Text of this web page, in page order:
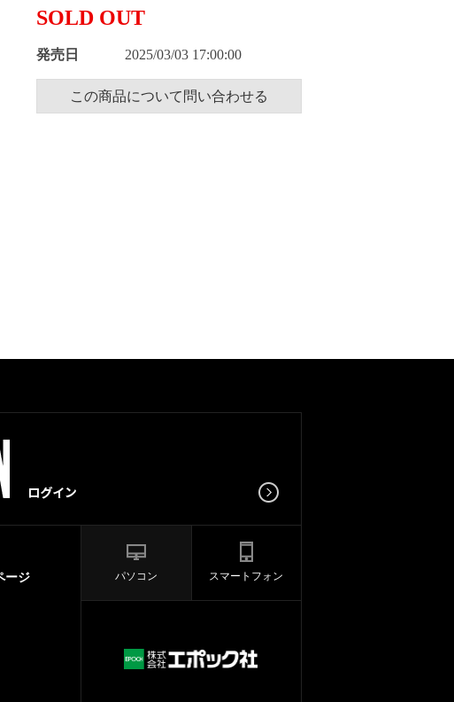
SOLD OUT
発売日 2025/03/03 17:00:00
この商品について問い合わせる
ージ パソコン スマートフォン